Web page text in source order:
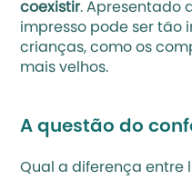
coexistir. Apresentado
impresso pode ser tão
crianças, como os
mais velhos.
A questão do
Qual a diferença entre